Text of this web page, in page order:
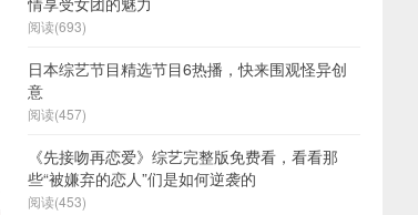
阅读(693)
日本综艺节目精选节目6热播，快来围观怪异创
意
阅读(457)
《先接吻再恋爱》综艺完整版免费看，看看那
些“被嫌弃的恋人”们是如何逆袭的
阅读(453)